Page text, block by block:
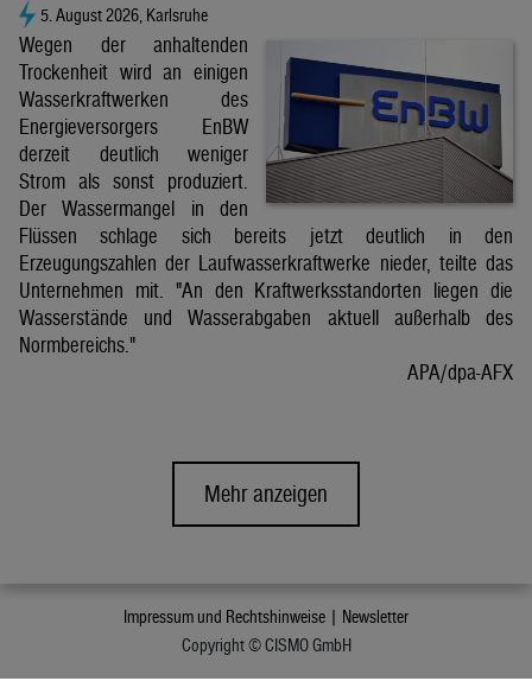
5. August 2026, Karlsruhe
Wegen der anhaltenden
Trockenheit wird an einigen
Wasserkraftwerken des
Energieversorgers EnBW
derzeit deutlich weniger
Strom als sonst produziert.
Der Wassermangel in den
Flüssen schlage sich bereits jetzt deutlich in den
Erzeugungszahlen der Laufwasserkraftwerke nieder, teilte das
Unternehmen mit. "An den Kraftwerksstandorten liegen die
Wasserstände und Wasserabgaben aktuell außerhalb des
Normbereichs."
APA/dpa-AFX
Mehr anzeigen
Impressum und Rechtshinweise | Newsletter
Copyright © CISMO GmbH